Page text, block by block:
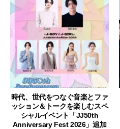
時代、世代をつなぐ音楽とファ
ッション＆トークを楽しむスペ
シャルイベント「JJ50th
Anniversary Fest 2026」追加